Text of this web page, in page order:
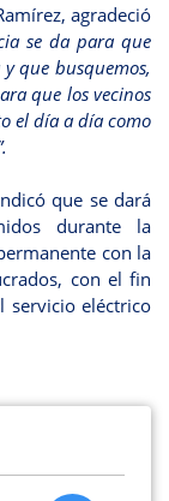
agradeció
se da para que
que busquemos,
que los vecinos
el día a día como
que se dará
durante la
con la
con el fin
servicio eléctrico